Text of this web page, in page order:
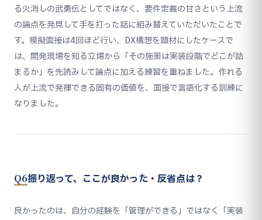
る火消しの武勇伝としてではなく、要件定義の甘さという上流
の論点を発見して手を打った話に組み替えていただいたことで
す。模擬面接は4回ほど行い、DX構想を題材にしたケースで
は、開発現場を知る立場から「その施策は実装段階でどこが詰
まるか」を先読みして論点に加える練習を重ねました。作れる
人が上流で発揮できる固有の価値を、面接で言語化する訓練に
なりました。
Q6振り返って、ここが良かった・反省点は？
良かったのは、自分の経験を「管理ができる」ではなく「実装